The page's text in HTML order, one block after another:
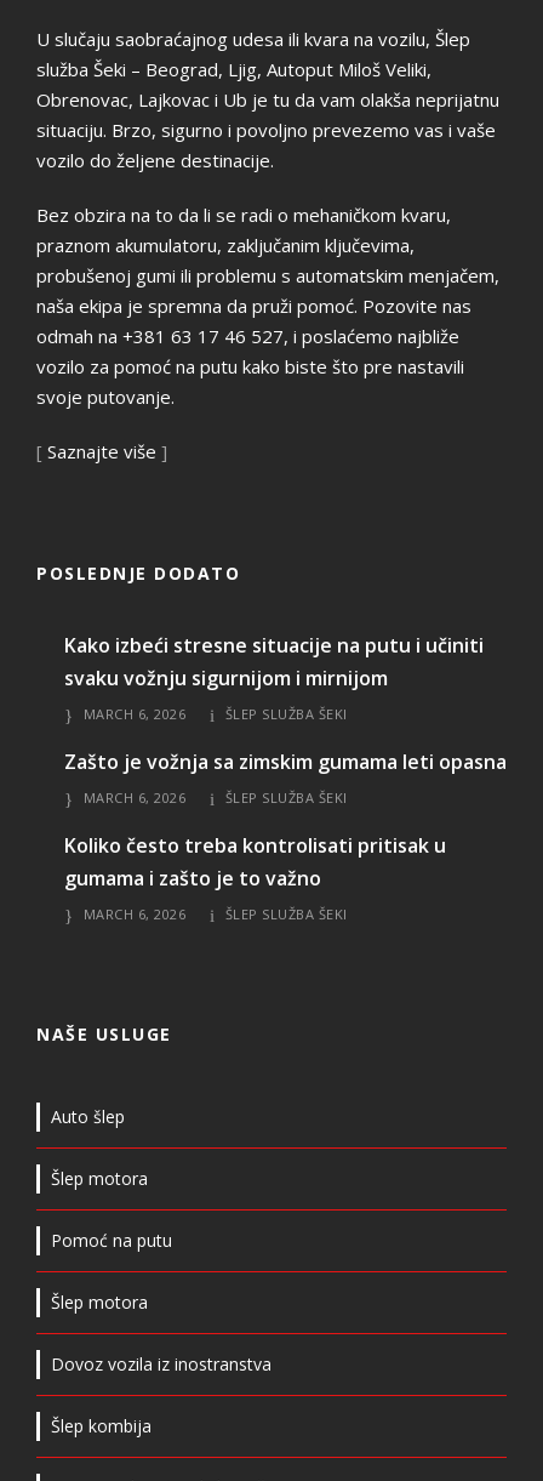
U slučaju saobraćajnog udesa ili kvara na vozilu, Šlep
služba Šeki – Beograd, Ljig, Autoput Miloš Veliki,
Obrenovac, Lajkovac i Ub je tu da vam olakša neprijatnu
situaciju. Brzo, sigurno i povoljno prevezemo vas i vaše
vozilo do željene destinacije.
Bez obzira na to da li se radi o mehaničkom kvaru,
praznom akumulatoru, zaključanim ključevima,
probušenoj gumi ili problemu s automatskim menjačem,
naša ekipa je spremna da pruži pomoć. Pozovite nas
odmah na +381 63 17 46 527, i poslaćemo najbliže
vozilo za pomoć na putu kako biste što pre nastavili
svoje putovanje.
[ Saznajte više ]
POSLEDNJE DODATO
Kako izbeći stresne situacije na putu i učiniti
svaku vožnju sigurnijom i mirnijom
MARCH 6, 2026 ŠLEP SLUŽBA ŠEKI
Zašto je vožnja sa zimskim gumama leti opasna
MARCH 6, 2026 ŠLEP SLUŽBA ŠEKI
Koliko često treba kontrolisati pritisak u
gumama i zašto je to važno
MARCH 6, 2026 ŠLEP SLUŽBA ŠEKI
NAŠE USLUGE
Auto šlep
Šlep motora
Pomoć na putu
Šlep motora
Dovoz vozila iz inostranstva
Šlep kombija